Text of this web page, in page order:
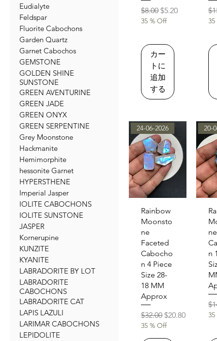
Eudialyte
Feldspar
Fluorite Cabochons
Garden Quartz
Garnet Cabochos
GEMSTONE
GOLDEN SHINE
SUNSTONE
GREEN AVENTURINE
GREEN JADE
GREEN ONYX
GREEN SERPENTINE
Grey Moonstone
Hackmanite
Hemimorphite
hessonite Garnet
HYPERSTHENE
Imperial Jasper
IOLITE CABOCHONS
IOLITE SUNSTONE
JASPER
Kornerupine
KUNZITE
KYANITE
LABRADORITE BY LOT
LABRADORITE
CABOCHONS
LABRADORITE CAT
LAPIS LAZULI
LARIMAR CABOCHONS
LEPIDOLITE
通常価格
$8.00セール価格
$5.20
35 % Off
カー
トに
追加
する
クイックビュー
24-06-2026
Rainbow
Moonsto
ne
Faceted
Cabocho
n 4 Piece
Size 28-
18 MM
Approx
通常価格
$32.00セール価格
$20.80
35 % Off
ク
20-
ne
n